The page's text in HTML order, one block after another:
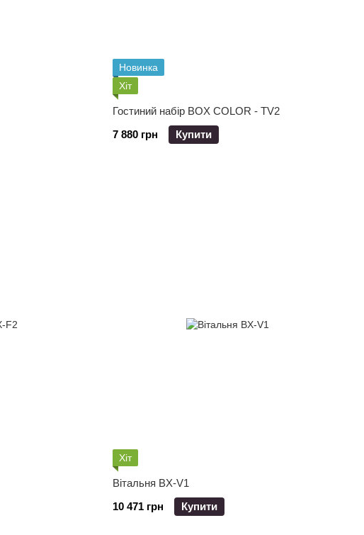
Новинка
Хіт
Гостиний набір BOX COLOR - TV2
7 880 грн
Купити
Хіт
Вітальня BX-V1
10 471 грн
Купити